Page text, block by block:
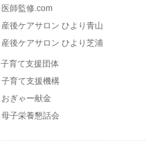
医師監修.com
産後ケアサロン ひより青山
産後ケアサロン ひより芝浦
子育て支援団体
子育て支援機構
おぎゃー献金
母子栄養懇話会